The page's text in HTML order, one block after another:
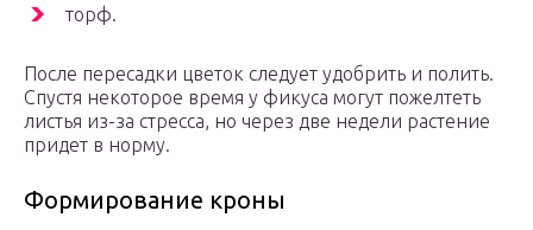
торф.
После пересадки цветок следует удобрить и полить.
Спустя некоторое время у фикуса могут пожелтеть
листья из-за стресса, но через две недели растение
придет в норму.
Формирование кроны